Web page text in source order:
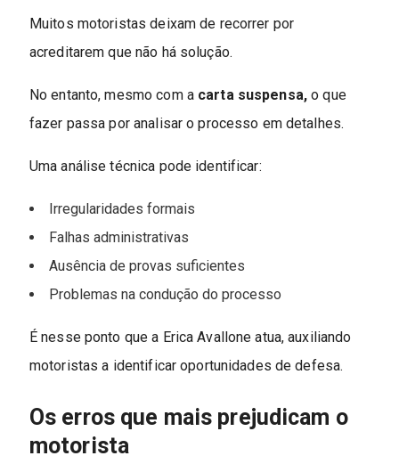
Muitos motoristas deixam de recorrer por
acreditarem que não há solução.
No entanto, mesmo com a carta suspensa,o que
fazer passa por analisar o processo em detalhes.
Uma análise técnica pode identificar:
Irregularidades formais
Falhas administrativas
Ausência de provas suficientes
Problemas na condução do processo
É nesse ponto que a Erica Avallone atua, auxiliando
motoristas a identificar oportunidades de defesa.
Os erros que mais prejudicam o
motorista